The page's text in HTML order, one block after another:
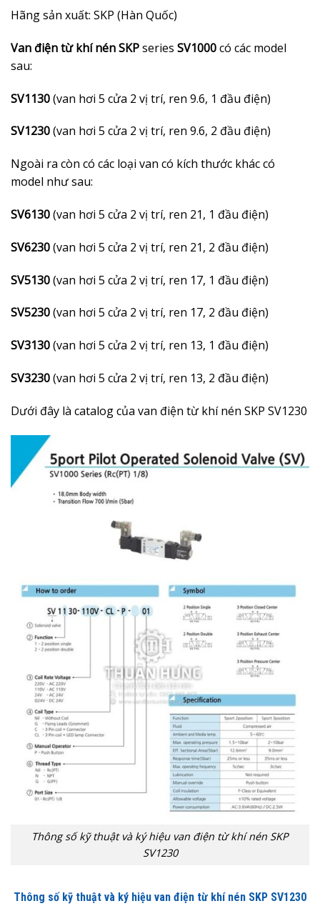
Hãng sản xuất: SKP (Hàn Quốc)
Van điện từ khí nén SKPseries SV1000có các model
sau:
SV1130(van hơi 5 cửa 2 vị trí, ren 9.6, 1 đầu điện)
SV1230(van hơi 5 cửa 2 vị trí, ren 9.6, 2 đầu điện)
Ngoài ra còn có các loại van có kích thước khác có
model như sau:
SV6130(van hơi 5 cửa 2 vị trí, ren 21, 1 đầu điện)
SV6230(van hơi 5 cửa 2 vị trí, ren 21, 2 đầu điện)
SV5130(van hơi 5 cửa 2 vị trí, ren 17, 1 đầu điện)
SV5230(van hơi 5 cửa 2 vị trí, ren 17, 2 đầu điện)
SV3130(van hơi 5 cửa 2 vị trí, ren 13, 1 đầu điện)
SV3230(van hơi 5 cửa 2 vị trí, ren 13, 2 đầu điện)
Dưới đây là catalog của van điện từ khí nén SKP SV1230
Thông số kỹ thuật và ký hiệu van điện từ khí nén SKP
SV1230
Thông số kỹ thuật và ký hiệu van điện từ khí nén SKP SV1230